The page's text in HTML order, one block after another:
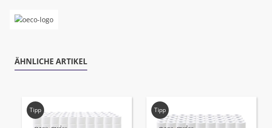
ÄHNLICHE ARTIKEL
Tipp Tipp